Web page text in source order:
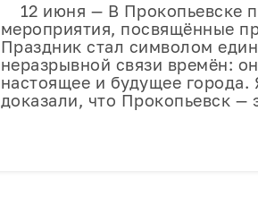
12 июня — В Прокопьевске
мероприятия, посвящённые
Праздник стал символом
неразрывной связи времён:
настоящее и будущее
доказали, что Прокопьевск —